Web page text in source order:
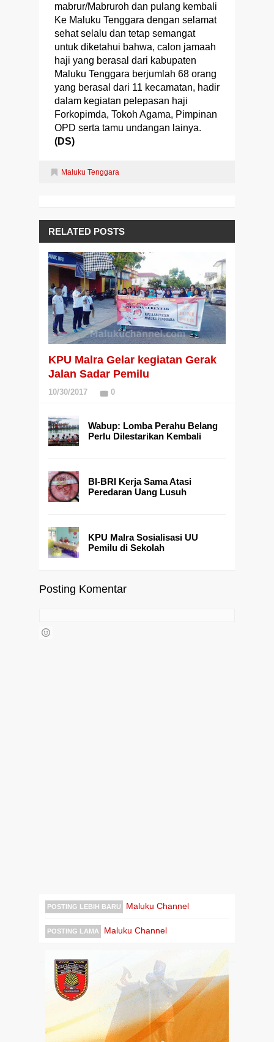
mabrur/Mabruroh dan pulang kembali
Ke Maluku Tenggara dengan selamat
sehat selalu dan tetap semangat
untuk diketahui bahwa, calon jamaah
haji yang berasal dari kabupaten
Maluku Tenggara berjumlah 68 orang
yang berasal dari 11 kecamatan, hadir
dalam kegiatan pelepasan haji
Forkopimda, Tokoh Agama, Pimpinan
OPD serta tamu undangan lainya.
(DS)
Maluku Tenggara
RELATED POSTS
KPU Malra Gelar kegiatan Gerak
Jalan Sadar Pemilu
10/30/2017 0
Wabup: Lomba Perahu Belang
Perlu Dilestarikan Kembali
BI-BRI Kerja Sama Atasi
Peredaran Uang Lusuh
KPU Malra Sosialisasi UU
Pemilu di Sekolah
Posting Komentar
POSTING LEBIH BARU Maluku Channel
POSTING LAMA Maluku Channel